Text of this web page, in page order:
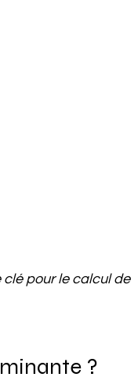
pour le calcul de
?